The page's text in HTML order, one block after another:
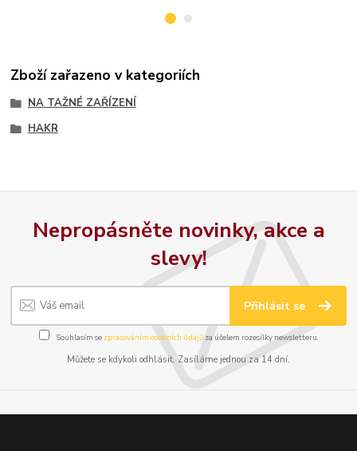
Zboží zařazeno v kategoriích
NA TAŽNÉ ZAŘÍZENÍ
HAKR
Nepropásněte novinky, akce a
slevy!
Přihlásit se
Souhlasím se zpracováním osobních údajůza účelem rozesílky newsletteru.
Můžete se kdykoli odhlásit. Zasíláme jednou za 14 dní.